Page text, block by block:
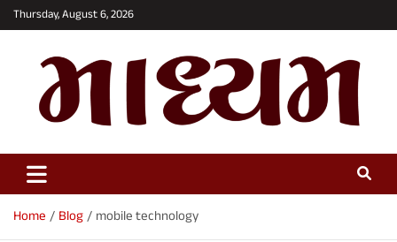
Skip
to
Thursday, August 6, 2026
Maadhyam News – Latest News,
Breaking News and Editorials
Home Blog mobile technology